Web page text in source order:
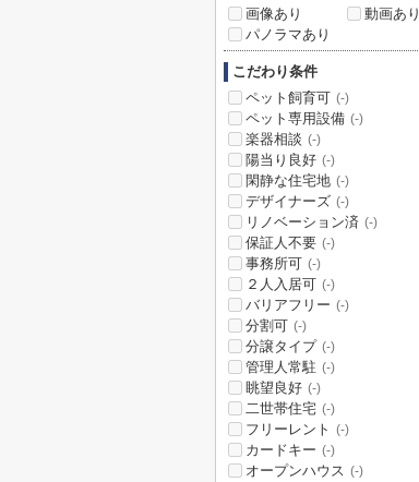
画像あり
動画あり
パノラマあり
こだわり条件
ペット飼育可 (-)
ペット専用設備 (-)
楽器相談 (-)
陽当り良好 (-)
閑静な住宅地 (-)
デザイナーズ (-)
リノベーション済 (-)
保証人不要 (-)
事務所可 (-)
２人入居可 (-)
バリアフリー (-)
分割可 (-)
分譲タイプ (-)
管理人常駐 (-)
眺望良好 (-)
二世帯住宅 (-)
フリーレント (-)
カードキー (-)
オープンハウス (-)